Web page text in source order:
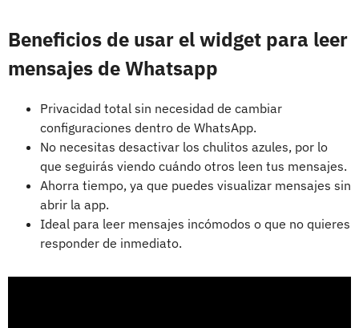
Beneficios de usar el widget para leer
mensajes de Whatsapp
Privacidad total sin necesidad de cambiar
configuraciones dentro de WhatsApp.
No necesitas desactivar los chulitos azules, por lo
que seguirás viendo cuándo otros leen tus mensajes.
Ahorra tiempo, ya que puedes visualizar mensajes sin
abrir la app.
Ideal para leer mensajes incómodos o que no quieres
responder de inmediato.